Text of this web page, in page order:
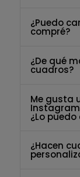
¿Puedo
compré?
¿De qué
cuadros?
Me gusta
Instagram
¿Lo
¿Hacen